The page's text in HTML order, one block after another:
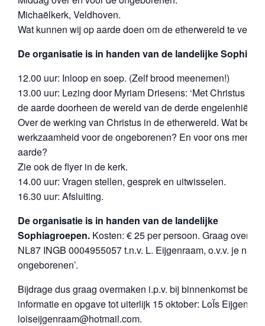
Michaëlkerk, Veldhoven.
Wat kunnen wij op aarde doen om de etherwereld te
De organisatie is in handen van de landelijke
12.00 uur: Inloop en soep. (Zelf brood meenemen!)
13.00 uur: Lezing door Myriam Driesens: ‘Met Christus op
de aarde doorheen de wereld van de derde
Over de werking van Christus in de etherwereld. Wat
werkzaamheid voor de ongeborenen? En voor ons
aarde?
Zie ook de flyer in de kerk.
14.00 uur: Vragen stellen, gesprek en uitwisselen.
16.30 uur: Afsluiting.
De organisatie is in handen van de landelijke
Sophiagroepen. Kosten: € 25 per persoon. Graag
NL87 INGB 0004955057 t.n.v. L. Eijgenraam, o.v.v. je
ongeborenen’.
Bijdrage dus graag overmaken i.p.v. bij binnenkomst
informatie en opgave tot uiterlijk 15 oktober: LoÏs
loiseijgenraam@hotmail.com.